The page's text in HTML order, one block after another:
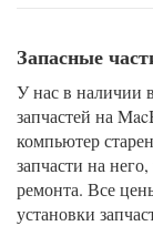
Запасные
У нас в наличии
запчастей на
компьютер
запчасти на
ремонта. Все
установки